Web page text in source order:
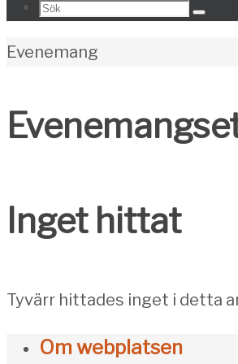
Search
Sök
Home
Evenemang
Inget hittat
Tyvärr hittades inget i detta
Om webplatsen